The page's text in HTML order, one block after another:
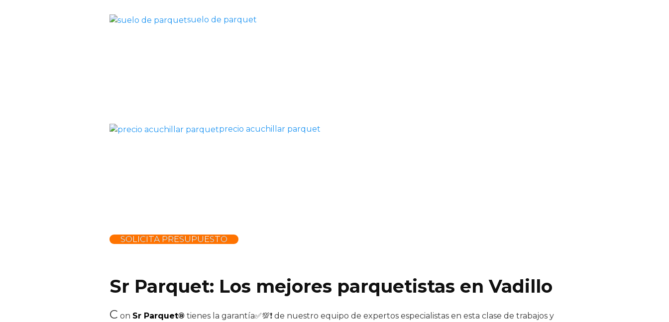
suelo de parquet
precio acuchillar parquet
SOLICITA PRESUPUESTO
Sr Parquet: Los mejores parquetistas en Vadillo
C on Sr Parquet® tienes la garantía✅💯❗ de nuestro equipo de expertos especialistas en esta clase de trabajos y